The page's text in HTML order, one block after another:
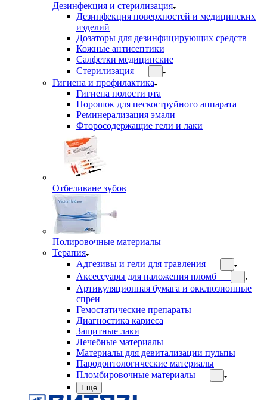
Дезинфекция и стерилизация
Дезинфекция поверхностей и медицинских
изделий
Дозаторы для дезинфицирующих средств
Кожные антисептики
Салфетки медицинские
Стерилизация
Гигиена и профилактика
Гигиена полости рта
Порошок для пескоструйного аппарата
Реминерализация эмали
Фторосодержащие гели и лаки
Отбеливане зубов
Полировочные материалы
Терапия
Адгезивы и гели для травления
Аксессуары для наложения пломб
Артикуляционная бумага и окклюзионные
спреи
Гемостатические препараты
Диагностика кариеса
Защитные лаки
Лечебные материалы
Материалы для девитализации пульпы
Пародонтологические материалы
Пломбировочные материалы
Еще